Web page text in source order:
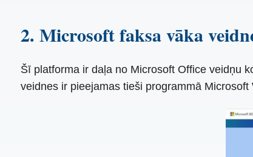
2. Microsoft faksa vāka
Šī platforma ir daļa no Microsoft Office veidņu
veidnes ir pieejamas tieši programmā